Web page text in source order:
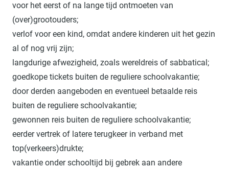
voor het eerst of na lange tijd ontmoeten van
(over)grootouders;
verlof voor een kind, omdat andere kinderen uit het gezin
al of nog vrij zijn;
langdurige afwezigheid, zoals wereldreis of sabbatical;
goedkope tickets buiten de reguliere schoolvakantie;
door derden aangeboden en eventueel betaalde reis
buiten de reguliere schoolvakantie;
gewonnen reis buiten de reguliere schoolvakantie;
eerder vertrek of latere terugkeer in verband met
top(verkeers)drukte;
vakantie onder schooltijd bij gebrek aan andere